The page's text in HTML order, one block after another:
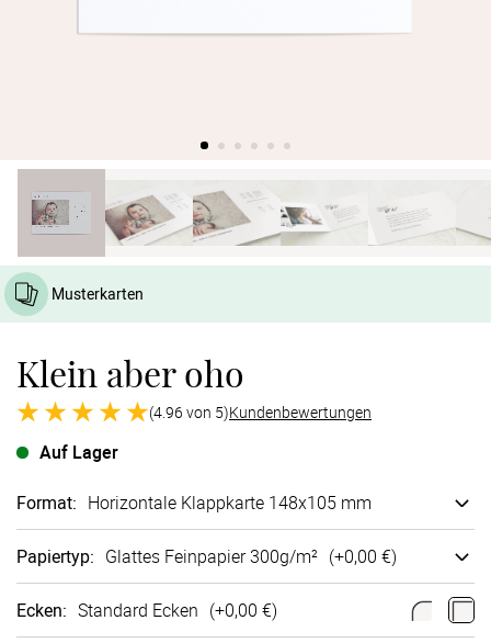
Musterkarten
Klein aber oho
(4.96 von 5)Kundenbewertungen
Auf Lager
Format: Ho­ri­zon­tale Klappkarte 148x105 mm
Papiertyp: Glattes Fein­papier 300g/m² (+0,00 €)
Ecken: Standard Ecken (+0,00 €)